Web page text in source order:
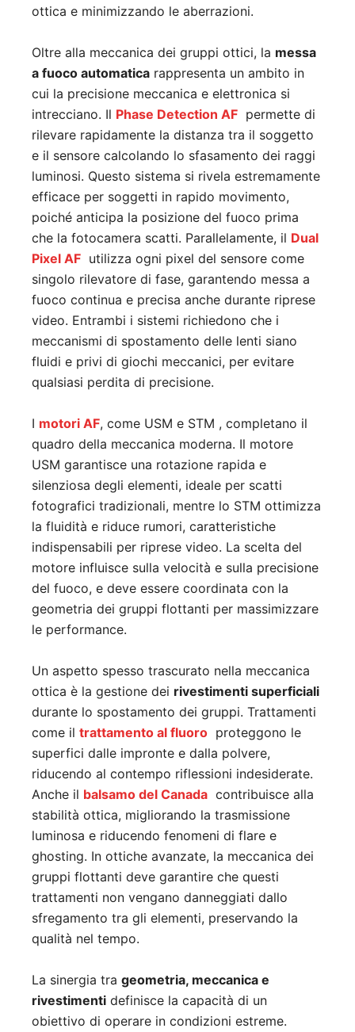
ottica e minimizzando le aberrazioni.
Oltre alla meccanica dei gruppi ottici, la messa
a fuoco automatica rappresenta un ambito in
cui la precisione meccanica e elettronica si
intrecciano. Il Phase Detection AF permette di
rilevare rapidamente la distanza tra il soggetto
e il sensore calcolando lo sfasamento dei raggi
luminosi. Questo sistema si rivela estremamente
efficace per soggetti in rapido movimento,
poiché anticipa la posizione del fuoco prima
che la fotocamera scatti. Parallelamente, il Dual
Pixel AF utilizza ogni pixel del sensore come
singolo rilevatore di fase, garantendo messa a
fuoco continua e precisa anche durante riprese
video. Entrambi i sistemi richiedono che i
meccanismi di spostamento delle lenti siano
fluidi e privi di giochi meccanici, per evitare
qualsiasi perdita di precisione.
I motori AF, come USM e STM , completano il
quadro della meccanica moderna. Il motore
USM garantisce una rotazione rapida e
silenziosa degli elementi, ideale per scatti
fotografici tradizionali, mentre lo STM ottimizza
la fluidità e riduce rumori, caratteristiche
indispensabili per riprese video. La scelta del
motore influisce sulla velocità e sulla precisione
del fuoco, e deve essere coordinata con la
geometria dei gruppi flottanti per massimizzare
le performance.
Un aspetto spesso trascurato nella meccanica
ottica è la gestione dei rivestimenti superficiali
durante lo spostamento dei gruppi. Trattamenti
come il trattamento al fluoro proteggono le
superfici dalle impronte e dalla polvere,
riducendo al contempo riflessioni indesiderate.
Anche il balsamo del Canada contribuisce alla
stabilità ottica, migliorando la trasmissione
luminosa e riducendo fenomeni di flare e
ghosting. In ottiche avanzate, la meccanica dei
gruppi flottanti deve garantire che questi
trattamenti non vengano danneggiati dallo
sfregamento tra gli elementi, preservando la
qualità nel tempo.
La sinergia tra geometria, meccanica e
rivestimenti definisce la capacità di un
obiettivo di operare in condizioni estreme.